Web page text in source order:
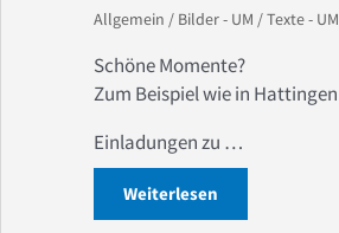
Allgemein / Bilder - UM /Texte - UM
Schöne Momente?
Zum Beispiel wie in Hattingen
Einladungen zu …
Weiterlesen